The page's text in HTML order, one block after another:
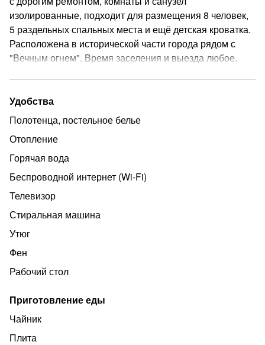
изолированные, подходит для размещения 8 человек,
5 раздельных спальных места и ещё детская кроватка.
Расположена в исторической части города рядом с
"Вечным огнем". Время заселения и выезда любое.
Удобства
Полотенца, постельное белье
Отопление
Горячая вода
Беспроводной интернет (Wi‑Fi)
Телевизор
Стиральная машина
Утюг
Фен
Рабочий стол
Приготовление еды
Чайник
Плита